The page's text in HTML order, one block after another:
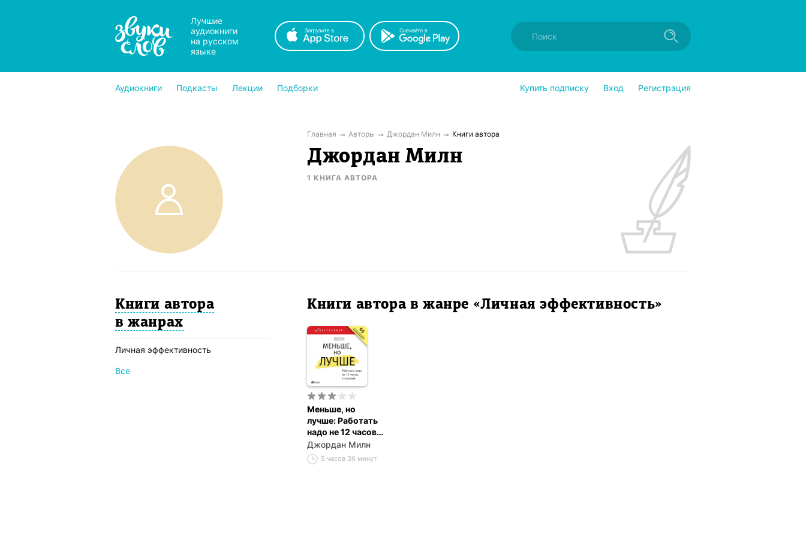
Лучшие
аудиокниги
на русском
языке
Аудиокниги Подкасты Лекции Подборки Купить подписку Вход Регистрация
Главная Авторы Джордан Милн Книги автора
Джордан Милн
1 КНИГА АВТОРА
Книги автора
в жанрах
Личная эффективность
Все
Книги автора в жанре «Личная эффективность»
Меньше, но
лучше: Работать
надо не 12 часов,
а головой
Джордан Милн
5 часов 36 минут